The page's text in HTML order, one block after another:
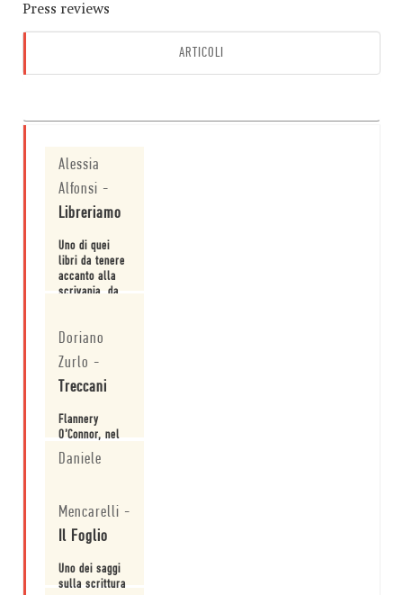
Press reviews
ARTICOLI
Alessia
Alfonsi -
Libreriamo
Uno di quei
libri da tenere
accanto alla
scrivania, da
meditazione, e
da rileggere
ogni volta che
ci si interroga
senso, o il
nonsenso,
scrittura.
Doriano
Zurlo -
Treccani
Flannery
O’Connor, nel
suo "Il
territorio del
strumento
dello scrittore
è l’occhio, non
Daniele
Mencarelli -
Il Foglio
Uno dei saggi
sulla scrittura